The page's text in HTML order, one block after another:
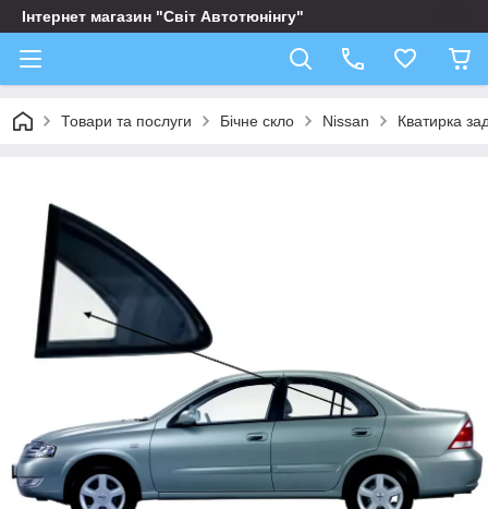
Інтернет магазин "Світ Автотюнінгу"
Товари та послуги Бічне скло Nissan Кватирка